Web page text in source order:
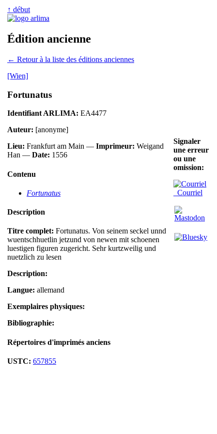
↑ début
Édition ancienne
← Retour à la liste des éditions anciennes
[Wien]
Fortunatus
Identifiant ARLIMA: EA4477
Auteur: [anonyme]
Lieu: Frankfurt am Main — Imprimeur: Weigand
Han — Date: 1556
Contenu
Fortunatus
Description
Titre complet: Fortunatus. Von seinem seckel unnd
wuentschhuetlin jetzund von newen mit schoenen
luestigen figuren zugericht. Sehr kurtzweilig und
nuetzlich zu lesen
Description:
Langue: allemand
Exemplaires physiques:
Bibliographie:
Répertoires d'imprimés anciens
USTC: 657855
Signaler
une erreur
ou une
omission:
Courriel